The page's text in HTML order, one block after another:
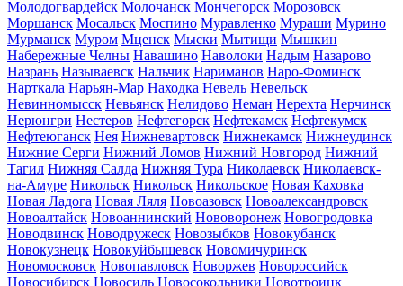
Молодогвардейск Молочанск Мончегорск Морозовск
Моршанск Мосальск Моспино Муравленко Мураши Мурино
Мурманск Муром Мценск Мыски Мытищи Мышкин
Набережные Челны Навашино Наволоки Надым Назарово
Назрань Называевск Нальчик Нариманов Наро-Фоминск
Нарткала Нарьян-Мар Находка Невель Невельск
Невинномысск Невьянск Нелидово Неман Нерехта Нерчинск
Нерюнгри Нестеров Нефтегорск Нефтекамск Нефтекумск
Нефтеюганск Нея Нижневартовск Нижнекамск Нижнеудинск
Нижние Серги Нижний Ломов Нижний Новгород Нижний
Тагил Нижняя Салда Нижняя Тура Николаевск Николаевск-
на-Амуре Никольск Никольск Никольское Новая Каховка
Новая Ладога Новая Ляля Новоазовск Новоалександровск
Новоалтайск Новоаннинский Нововоронеж Новогродовка
Новодвинск Новодружеск Новозыбков Новокубанск
Новокузнецк Новокуйбышевск Новомичуринск
Новомосковск Новопавловск Новоржев Новороссийск
Новосибирск Новосиль Новосокольники Новотроицк